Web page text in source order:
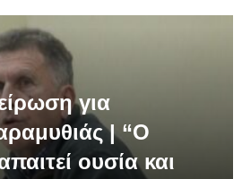
για
| “Ο
ουσία και